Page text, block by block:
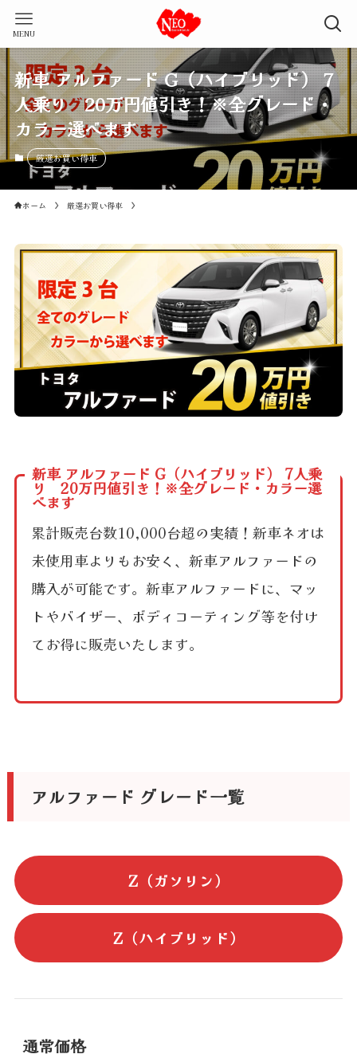
MENU
新車 アルファード G（ハイブリッド） 7
人乗り 20万円値引き！※全グレード・
カラー選べます
厳選お買い得車
ホーム 厳選お買い得車
新車 アルファード G（ハイブリッド） 7人乗
り 20万円値引き！※全グレード・カラー選
べます
累計販売台数10,000台超の実績！新車ネオは
未使用車よりもお安く、新車アルファードの
購入が可能です。新車アルファードに、マッ
トやバイザー、ボディコーティング等を付け
てお得に販売いたします。
アルファード グレード一覧
Z（ガソリン）
Z（ハイブリッド）
通常価格